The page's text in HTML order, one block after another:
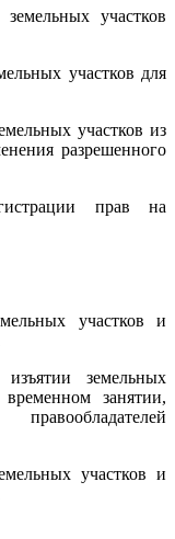
участков
участков для
участков из
разрешенного
прав на
участков и
земельных
занятии,
участков и